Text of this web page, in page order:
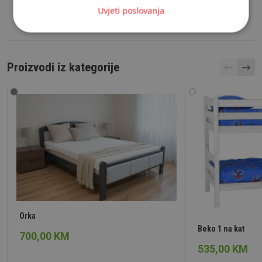
Proizvodi iz kategorije
Orka
700,00 KM
Beko 1 na kat
535,00 KM
Uvjeti poslovanja